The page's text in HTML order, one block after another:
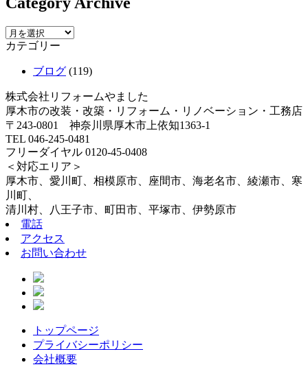
カテゴリー
ブログ (119)
株式会社リフォームやました
厚木市の改装・改築・リフォーム・リノベーション・工務店
〒243-0801 神奈川県厚木市上依知1363-1
TEL 046-245-0481
フリーダイヤル 0120-45-0408
＜対応エリア＞
厚木市、愛川町、相模原市、座間市、海老名市、綾瀬市、寒
川町、
清川村、八王子市、町田市、平塚市、伊勢原市
電話
アクセス
お問い合わせ
トップページ
プライバシーポリシー
会社概要